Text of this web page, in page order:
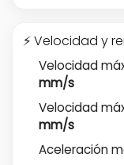
⚡ Velocidad y
Velocidad
mm/s
Velocidad
mm/s
Aceleración